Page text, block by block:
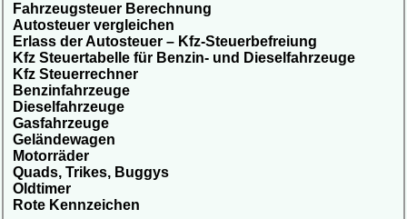
Fahrzeugsteuer Berechnung
Autosteuer vergleichen
Erlass der Autosteuer – Kfz-Steuerbefreiung
Kfz Steuertabelle für Benzin- und Dieselfahrzeuge
Kfz Steuerrechner
Benzinfahrzeuge
Dieselfahrzeuge
Gasfahrzeuge
Geländewagen
Motorräder
Quads, Trikes, Buggys
Oldtimer
Rote Kennzeichen